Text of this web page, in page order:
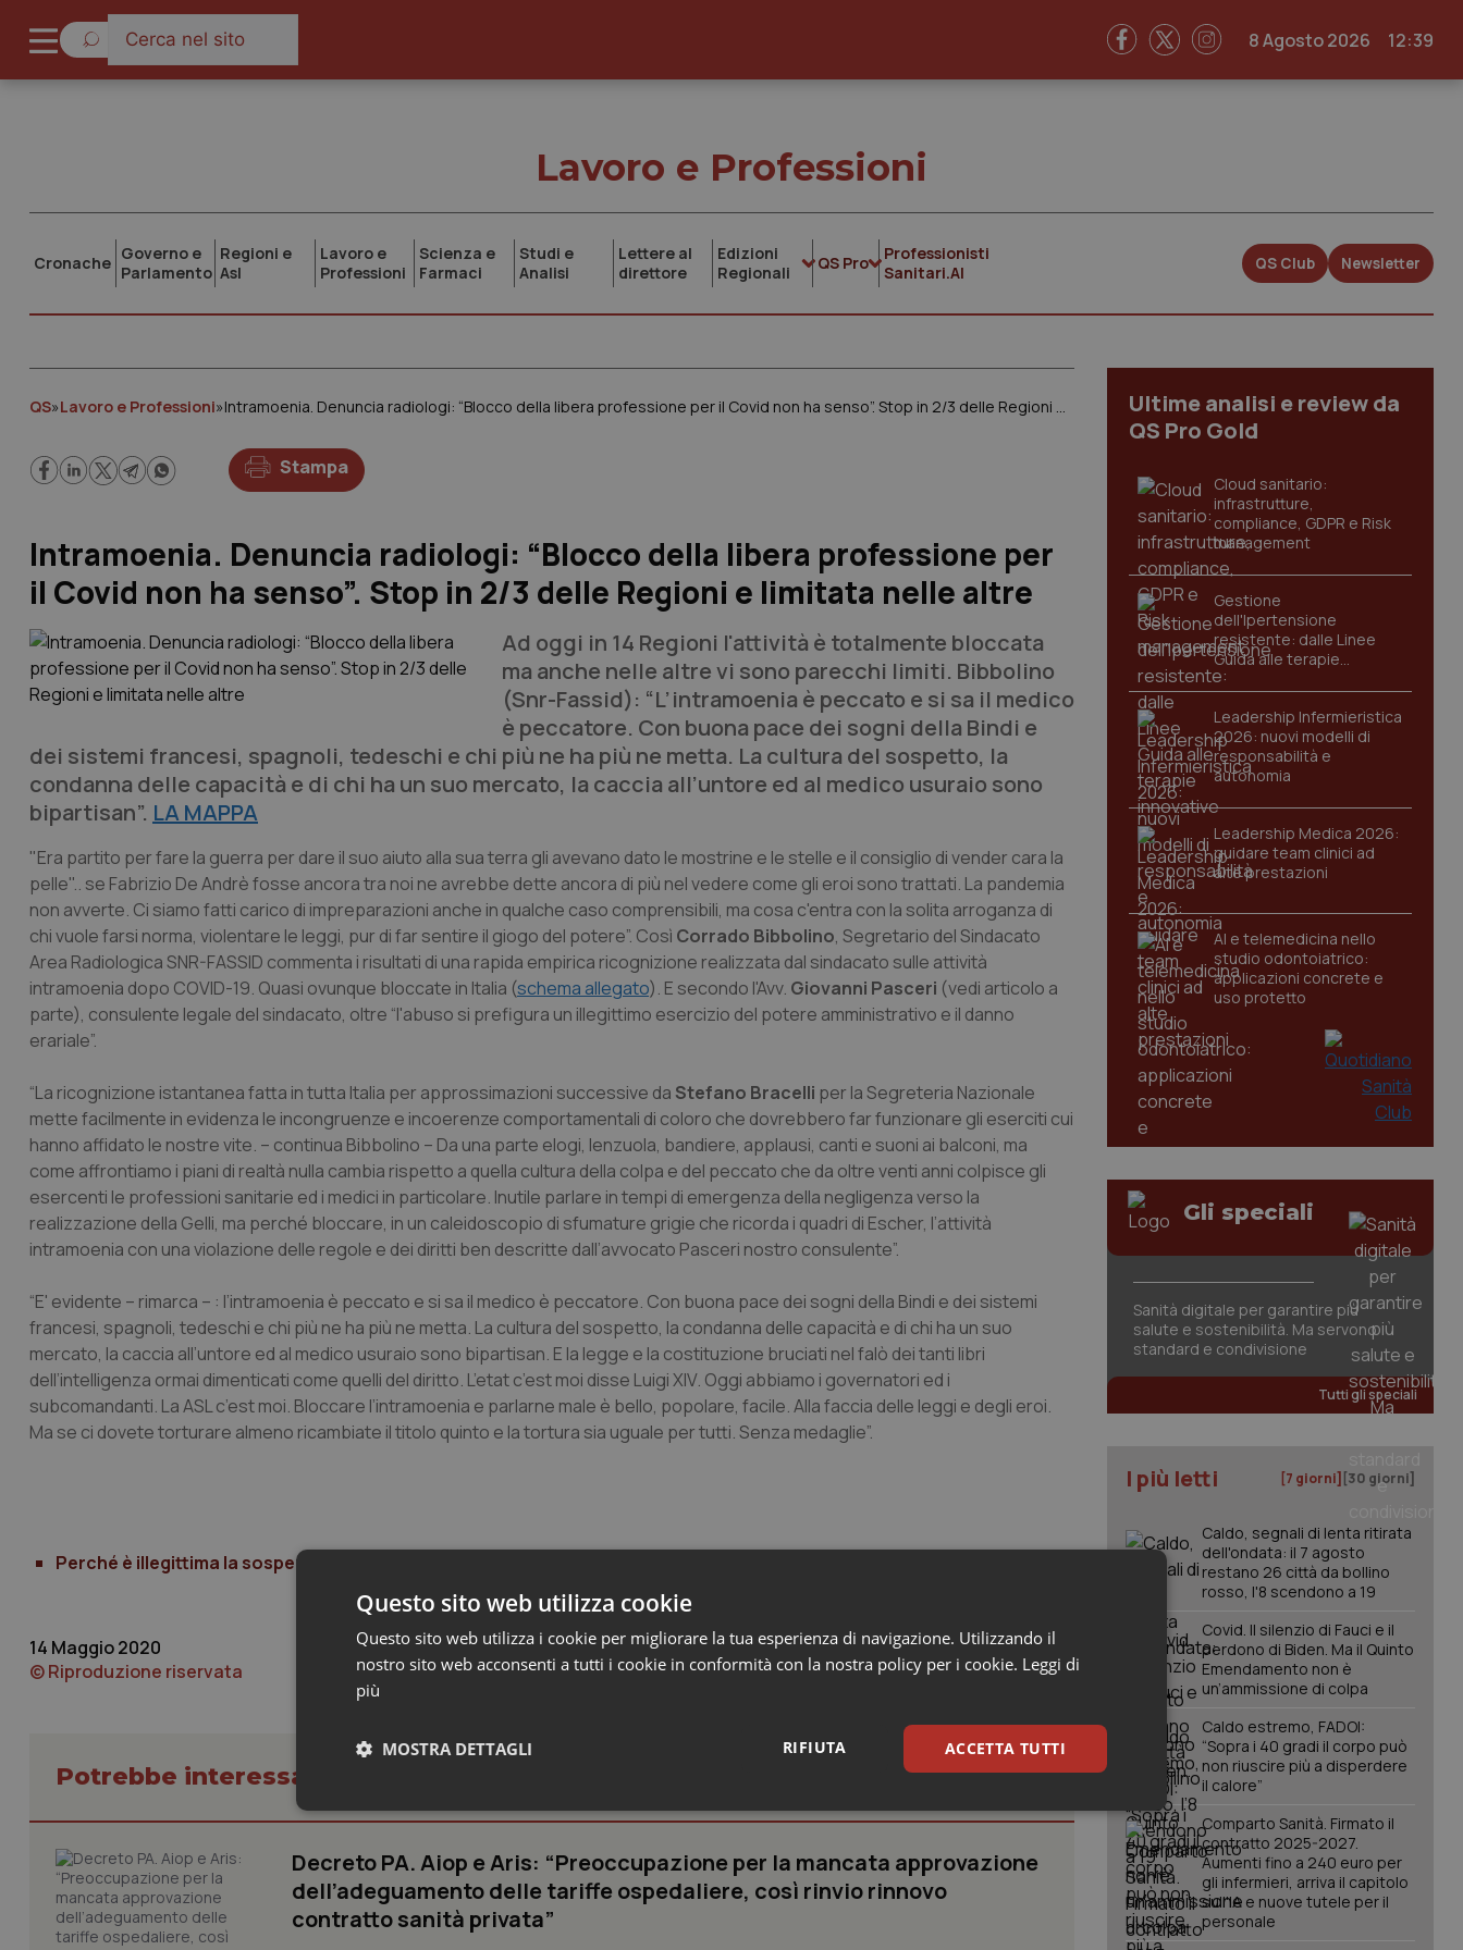
8 Agosto 2026 12:39
Lavoro e Professioni
Cronache Governo e
Parlamento
Regioni e
Asl
Lavoro e
Professioni
Scienza e
Farmaci
Studi e
Analisi
Lettere al
direttore
Edizioni
Regionali
QS Pro
Professionisti
Sanitari.AI
QS Club Newsletter
QS»Lavoro e Professioni» Intramoenia. Denuncia radiologi: “Blocco della libera professione per il Covid non ha senso”. Stop in 2/3 delle Regioni e limitata nelle altre
Stampa
Intramoenia. Denuncia radiologi: “Blocco della libera professione per
il Covid non ha senso”. Stop in 2/3 delle Regioni e limitata nelle altre
Ad oggi in 14 Regioni l'attività è totalmente bloccata
ma anche nelle altre vi sono parecchi limiti. Bibbolino
(Snr-Fassid): “L’intramoenia è peccato e si sa il medico
è peccatore. Con buona pace dei sogni della Bindi e
dei sistemi francesi, spagnoli, tedeschi e chi più ne ha più ne metta. La cultura del sospetto, la
condanna delle capacità e di chi ha un suo mercato, la caccia all’untore ed al medico usuraio sono
bipartisan”. LA MAPPA
"Era partito per fare la guerra per dare il suo aiuto alla sua terra gli avevano dato le mostrine e le stelle e il consiglio di vender cara la
pelle".. se Fabrizio De Andrè fosse ancora tra noi ne avrebbe dette ancora di più nel vedere come gli eroi sono trattati. La pandemia
non avverte. Ci siamo fatti carico di impreparazioni anche in qualche caso comprensibili, ma cosa c'entra con la solita arroganza di
chi vuole farsi norma, violentare le leggi, pur di far sentire il giogo del potere”. Così Corrado Bibbolino, Segretario del Sindacato
Area Radiologica SNR-FASSID commenta i risultati di una rapida empirica ricognizione realizzata dal sindacato sulle attività
intramoenia dopo COVID-19. Quasi ovunque bloccate in Italia (schema allegato). E secondo l'Avv. Giovanni Pasceri (vedi articolo a
parte), consulente legale del sindacato, oltre “l'abuso si prefigura un illegittimo esercizio del potere amministrativo e il danno
erariale”.
“La ricognizione istantanea fatta in tutta Italia per approssimazioni successive da Stefano Bracelli per la Segreteria Nazionale
mette facilmente in evidenza le incongruenze e incoerenze comportamentali di coloro che dovrebbero far funzionare gli eserciti cui
hanno affidato le nostre vite. – continua Bibbolino – Da una parte elogi, lenzuola, bandiere, applausi, canti e suoni ai balconi, ma
come affrontiamo i piani di realtà nulla cambia rispetto a quella cultura della colpa e del peccato che da oltre venti anni colpisce gli
esercenti le professioni sanitarie ed i medici in particolare. Inutile parlare in tempi di emergenza della negligenza verso la
realizzazione della Gelli, ma perché bloccare, in un caleidoscopio di sfumature grigie che ricorda i quadri di Escher, l’attività
intramoenia con una violazione delle regole e dei diritti ben descritte dall’avvocato Pasceri nostro consulente”.
“E' evidente – rimarca – : l’intramoenia è peccato e si sa il medico è peccatore. Con buona pace dei sogni della Bindi e dei sistemi
francesi, spagnoli, tedeschi e chi più ne ha più ne metta. La cultura del sospetto, la condanna delle capacità e di chi ha un suo
mercato, la caccia all’untore ed al medico usuraio sono bipartisan. E la legge e la costituzione bruciati nel falò dei tanti libri
dell’intelligenza ormai dimenticati come quelli del diritto. L’etat c’est moi disse Luigi XIV. Oggi abbiamo i governatori ed i
subcomandanti. La ASL c’est moi. Bloccare l’intramoenia e parlarne male è bello, popolare, facile. Alla faccia delle leggi e degli eroi.
Ma se ci dovete torturare almeno ricambiate il titolo quinto e la tortura sia uguale per tutti. Senza medaglie”.
Perché è illegittima la sospensione della libera professione
14 Maggio 2020
© Riproduzione riservata
Potrebbe interessarti in Lavoro e Professioni
Decreto PA. Aiop e Aris: “Preoccupazione per la mancata approvazione
dell’adeguamento delle tariffe ospedaliere, così rinvio rinnovo
contratto sanità privata”
Ultime analisi e review da
QS Pro Gold
Cloud sanitario:
infrastrutture,
compliance, GDPR e Risk
management
Gestione
dell'Ipertensione
resistente: dalle Linee
Guida alle terapie
innovative
Leadership Infermieristica
2026: nuovi modelli di
responsabilità e
autonomia
Leadership Medica 2026:
guidare team clinici ad
alte prestazioni
AI e telemedicina nello
studio odontoiatrico:
applicazioni concrete e
uso protetto
Gli speciali
Sanità digitale per garantire più
salute e sostenibilità. Ma servono
standard e condivisione
Tutti gli speciali
I più letti [7 giorni] [30 giorni]
Caldo, segnali di lenta ritirata
dell'ondata: il 7 agosto
restano 26 città da bollino
rosso, l'8 scendono a 19
Covid. Il silenzio di Fauci e il
perdono di Biden. Ma il Quinto
Emendamento non è
un’ammissione di colpa
Caldo estremo, FADOI:
“Sopra i 40 gradi il corpo può
non riuscire più a disperdere
il calore”
Comparto Sanità. Firmato il
contratto 2025-2027.
Aumenti fino a 240 euro per
gli infermieri, arriva il capitolo
sull'IA e nuove tutele per il
personale
Questo sito web utilizza cookie
Questo sito web utilizza i cookie per migliorare la tua esperienza di navigazione. Utilizzando il
nostro sito web acconsenti a tutti i cookie in conformità con la nostra policy per i cookie. Leggi di
più
ACCETTA TUTTI
RIFIUTA
MOSTRA DETTAGLI
Necessari Statistici Marketing